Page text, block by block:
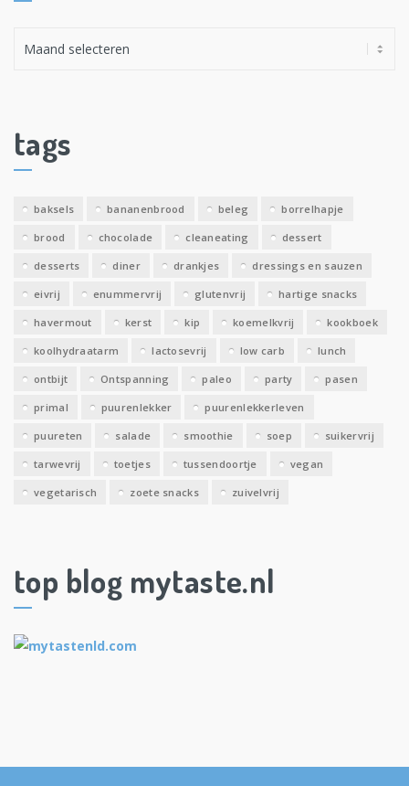
e
v
tags
baksels bananenbrood beleg borrelhapje
brood chocolade cleaneating dessert
desserts diner drankjes dressings en sauzen
eivrij enummervrij glutenvrij hartige snacks
havermout kerst kip koemelkvrij kookboek
koolhydraatarm lactosevrij low carb lunch
ontbijt Ontspanning paleo party pasen
primal puurenlekker puurenlekkerleven
puureten salade smoothie soep suikervrij
tarwevrij toetjes tussendoortje vegan
vegetarisch zoete snacks zuivelvrij
top blog mytaste.nl